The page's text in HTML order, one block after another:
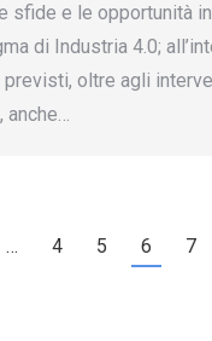
sfide e le opportunità
di Industria 4.0;
previsti, oltre agli
anche…
… 4 5 6 7